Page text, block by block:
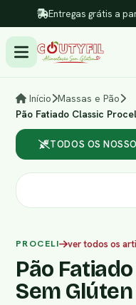
Entregas grátis a
Início Massas e Pão
Pão Fatiado Classic
TODOS OS
PROCELI ver todos os
Pão
Sem